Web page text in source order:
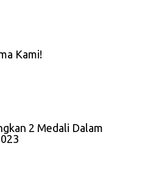
Kami!
2 Medali Dalam